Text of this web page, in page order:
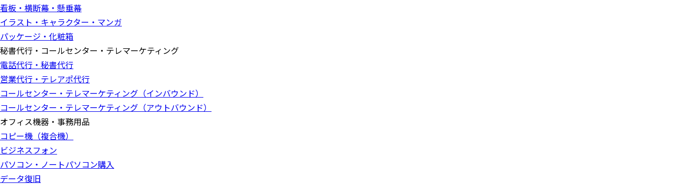
看板・横断幕・懸垂幕
イラスト・キャラクター・マンガ
パッケージ・化粧箱
秘書代行・コールセンター・テレマーケティング
電話代行・秘書代行
営業代行・テレアポ代行
コールセンター・テレマーケティング（インバウンド）
コールセンター・テレマーケティング（アウトバウンド）
オフィス機器・事務用品
コピー機（複合機）
ビジネスフォン
パソコン・ノートパソコン購入
データ復旧